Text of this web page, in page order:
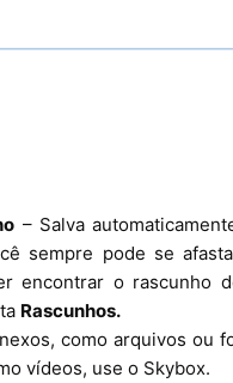
– Salva
sempre pode se
encontrar o rascunho
Rascunhos.
como arquivos ou
vídeos, use o Skybox.